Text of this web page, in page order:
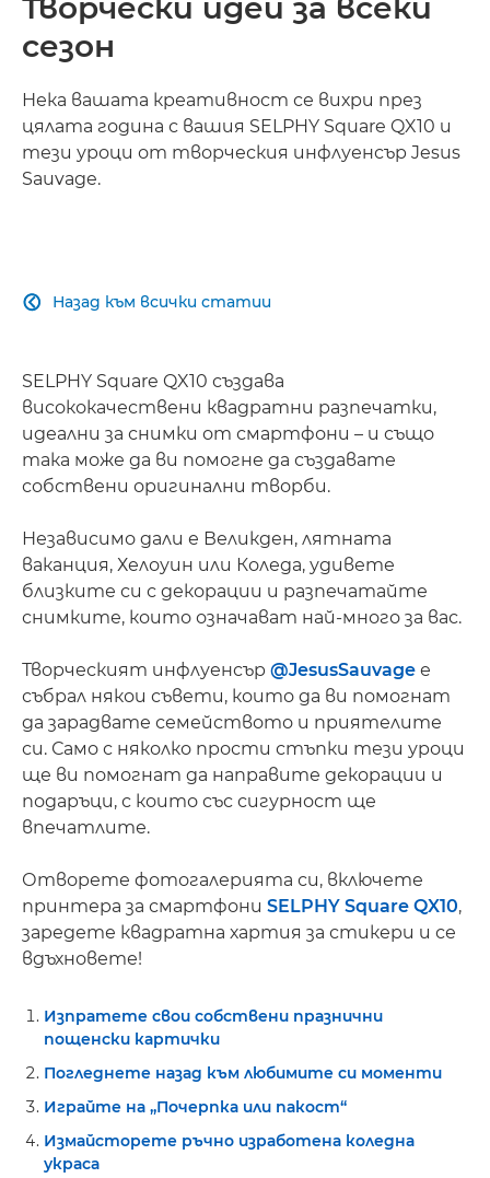
Творчески идеи за всеки
сезон
Нека вашата креативност се вихри през
цялата година с вашия SELPHY Square QX10 и
тези уроци от творческия инфлуенсър Jesus
Sauvage.
Назад към всички статии

SELPHY Square QX10 създава
висококачествени квадратни разпечатки,
идеални за снимки от смартфони – и също
така може да ви помогне да създавате
собствени оригинални творби.
Независимо дали е Великден, лятната
ваканция, Хелоуин или Коледа, удивете
близките си с декорации и разпечатайте
снимките, които означават най-много за вас.
Творческият инфлуенсър @JesusSauvage е
събрал някои съвети, които да ви помогнат
да зарадвате семейството и приятелите
си. Само с няколко прости стъпки тези уроци
ще ви помогнат да направите декорации и
подаръци, с които със сигурност ще
впечатлите.
Отворете фотогалерията си, включете
принтера за смартфони SELPHY Square QX10,
заредете квадратна хартия за стикери и се
вдъхновете!
Изпратете свои собствени празнични
пощенски картички
Погледнете назад към любимите си моменти
Играйте на „Почерпка или пакост“
Измайсторете ръчно изработена коледна
украса